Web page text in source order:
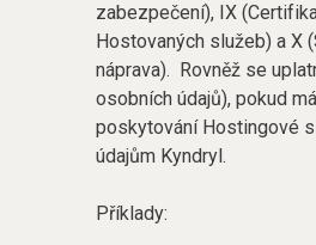
zabezpečení), IX
Hostovaných služeb) a X
náprava). Rovněž se
osobních údajů), pokud
poskytování Hostingové
údajům Kyndryl.
Příklady: